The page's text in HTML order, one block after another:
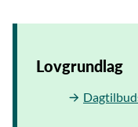
Lovgrundlag